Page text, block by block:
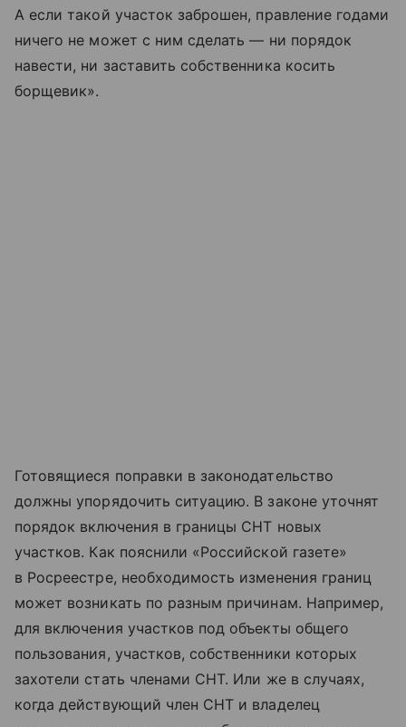
А если такой участок заброшен, правление годами
ничего не может с ним сделать — ни порядок
навести, ни заставить собственника косить
борщевик».
Готовящиеся поправки в законодательство
должны упорядочить ситуацию. В законе уточнят
порядок включения в границы СНТ новых
участков. Как пояснили «Российской газете»
в Росреестре, необходимость изменения границ
может возникать по разным причинам. Например,
для включения участков под объекты общего
пользования, участков, собственники которых
захотели стать членами СНТ. Или же в случаях,
когда действующий член СНТ и владелец